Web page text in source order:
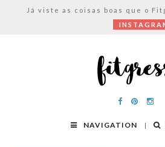
NAVIGATION
Já viste as coisas boas que o